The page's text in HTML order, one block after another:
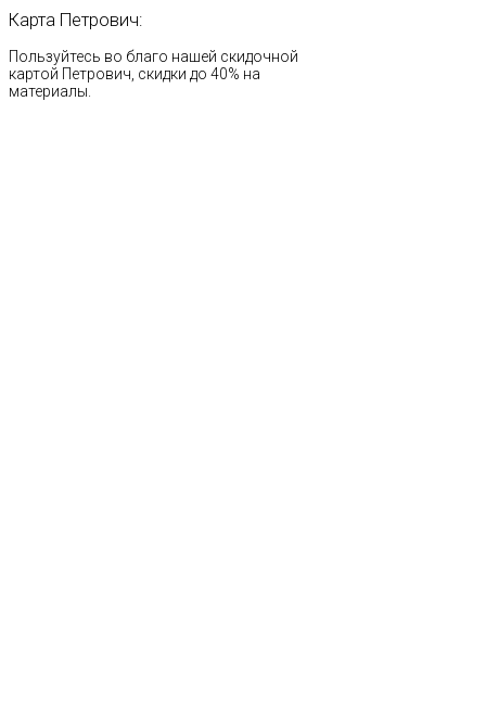
Карта Петрович:
Пользуйтесь во благо нашей скидочной
картой Петрович, скидки до 40% на
материалы.